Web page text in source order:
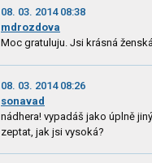
08. 03. 2014 08:38
mdrozdova
Moc gratuluju. Jsi krásná
08. 03. 2014 08:26
sonavad
nádhera! vypadáš jako úplně
zeptat, jak jsi vysoká?